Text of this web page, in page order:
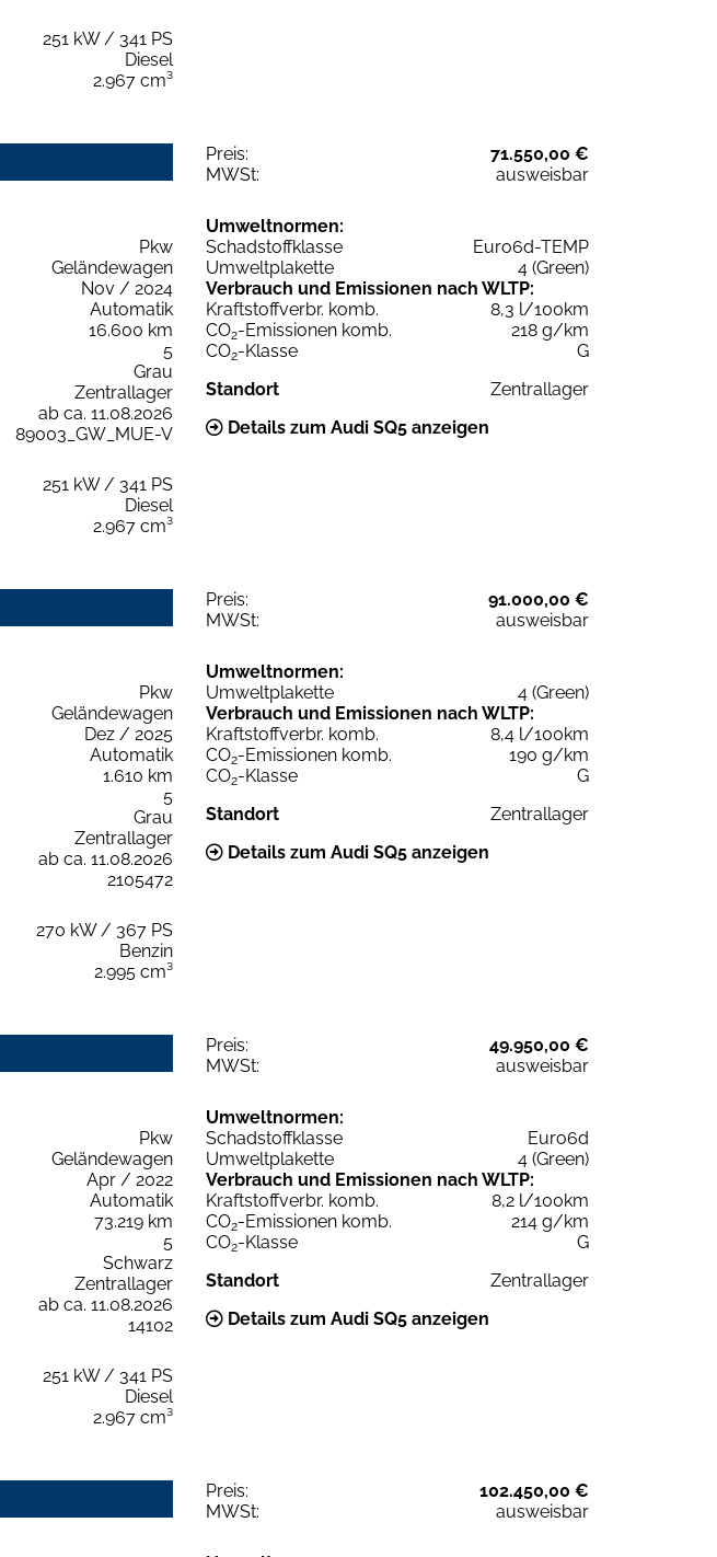
251 kW / 341 PS
Diesel
2.967 cm³
Preis:
71.550,00 €
MWSt:
ausweisbar
Pkw
Geländewagen
Nov / 2024
Automatik
16.600 km
5
Grau
Zentrallager
ab ca. 11.08.2026
89003_GW_MUE-V
251 kW / 341 PS
Diesel
2.967 cm³
Umweltnormen:
Schadstoffklasse
Euro6d-TEMP
Umweltplakette
4 (Green)
Verbrauch und Emissionen nach WLTP:
Kraftstoffverbr. komb.
8,3 l/100km
CO2-Emissionen komb.
218 g/km
CO2-Klasse
G
Standort
Zentrallager
Details zum Audi SQ5 anzeigen
Preis:
91.000,00 €
MWSt:
ausweisbar
Pkw
Geländewagen
Dez / 2025
Automatik
1.610 km
5
Grau
Zentrallager
ab ca. 11.08.2026
2105472
270 kW / 367 PS
Benzin
2.995 cm³
Umweltnormen:
Umweltplakette
4 (Green)
Verbrauch und Emissionen nach WLTP:
Kraftstoffverbr. komb.
8,4 l/100km
CO2-Emissionen komb.
190 g/km
CO2-Klasse
G
Standort
Zentrallager
Details zum Audi SQ5 anzeigen
Preis:
49.950,00 €
MWSt:
ausweisbar
Pkw
Geländewagen
Apr / 2022
Automatik
73.219 km
5
Schwarz
Zentrallager
ab ca. 11.08.2026
14102
251 kW / 341 PS
Diesel
2.967 cm³
Umweltnormen:
Schadstoffklasse
Euro6d
Umweltplakette
4 (Green)
Verbrauch und Emissionen nach WLTP:
Kraftstoffverbr. komb.
8,2 l/100km
CO2-Emissionen komb.
214 g/km
CO2-Klasse
G
Standort
Zentrallager
Details zum Audi SQ5 anzeigen
Preis:
102.450,00 €
MWSt:
ausweisbar